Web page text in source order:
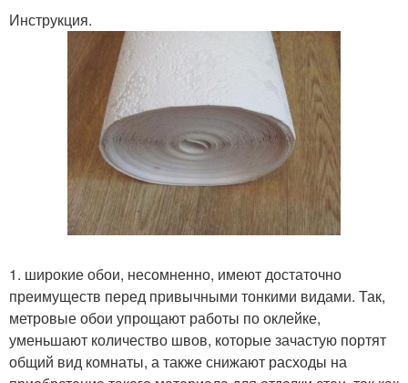
Инструкция.
1. широкие обои, несомненно, имеют достаточно
преимуществ перед привычными тонкими видами. Так,
метровые обои упрощают работы по оклейке,
уменьшают количество швов, которые зачастую портят
общий вид комнаты, а также снижают расходы на